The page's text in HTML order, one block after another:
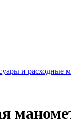
и расходные